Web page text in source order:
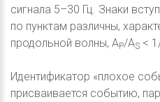
сигнала 5–30 Гц. Знаки
по пунктам различны,
продольной волны, AP/AS <
Идентификатор «плохое
присваивается событию,